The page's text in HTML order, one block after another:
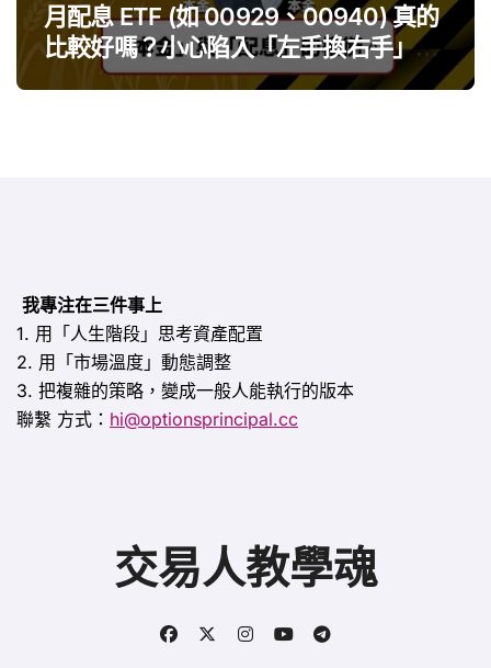
月配息 ETF (如 00929、00940) 真的
比較好嗎？小心陷入「左手換右手」迷
我專注在三件事上
1. 用「人生階段」思考資產配置
2. 用「市場溫度」動態調整
3. 把複雜的策略，變成一般人能執行的版本
聯繫 方式： hi@optionsprincipal.cc
交易人教學魂